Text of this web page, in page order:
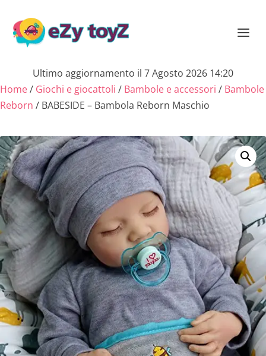
Ultimo aggiornamento il 7 Agosto 2026 14:20
Home/ Giochi e giocattoli / Bambole e accessori / Bambole
Reborn / BABESIDE – Bambola Reborn Maschio